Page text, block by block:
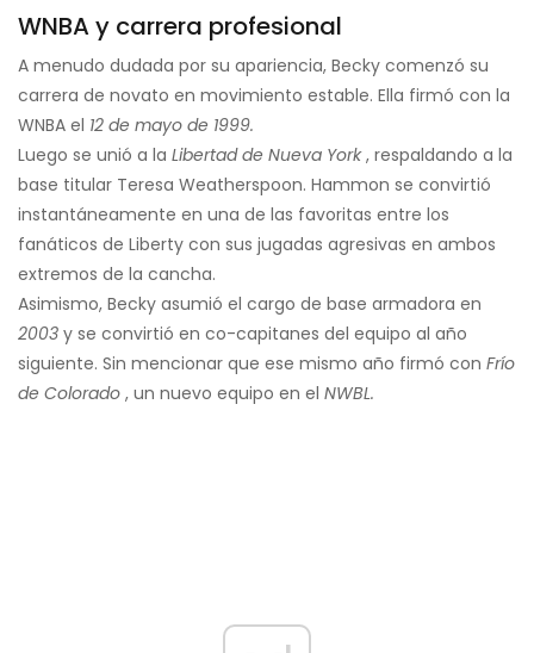
WNBA y carrera profesional
A menudo dudada por su apariencia, Becky comenzó su
carrera de novato en movimiento estable. Ella firmó con la
WNBA el 12 de mayo de 1999.
Luego se unió a la Libertad de Nueva York, respaldando a la
base titular Teresa Weatherspoon. Hammon se convirtió
instantáneamente en una de las favoritas entre los
fanáticos de Liberty con sus jugadas agresivas en ambos
extremos de la cancha.
Asimismo, Becky asumió el cargo de base armadora en
2003 y se convirtió en co-capitanes del equipo al año
siguiente. Sin mencionar que ese mismo año firmó con Frío
de Colorado , un nuevo equipo en el NWBL.